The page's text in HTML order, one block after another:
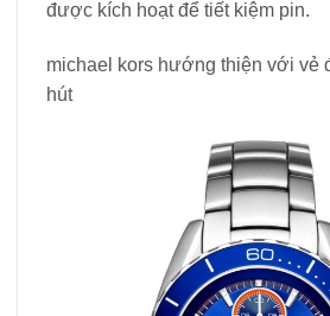
được kích hoạt để tiết kiệm pin.
michael kors hướng thiện với vẻ
hút